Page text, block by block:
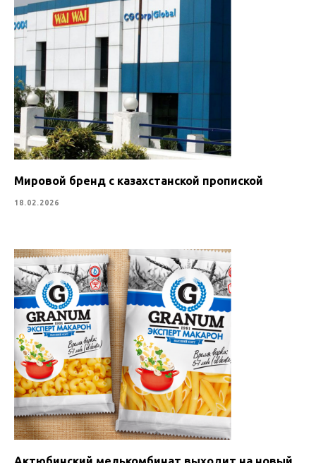
Мировой бренд с казахстанской пропиской
18.02.2026